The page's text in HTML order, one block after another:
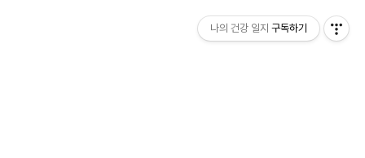
나의 건강 일지 구독하기